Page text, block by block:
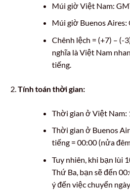
Múi giờ Việt Nam:
Múi giờ Buenos Aires:
Chênh lệch = (+7) – (-
nghĩa là Việt Nam
tiếng.
Tính toán thời gian:
Thời gian ở Việt Nam:
Thời gian ở Buenos
tiếng = 00:00 (nửa
Tuy nhiên, khi bạn lùi
Thứ Ba, bạn sẽ đến
ý đến việc chuyển